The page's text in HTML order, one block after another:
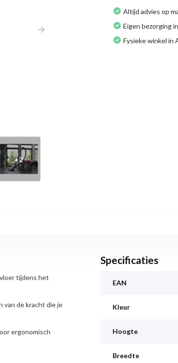
+2
Altijd advies op
Eigen bezorging
Fysieke winkel in
tijdens het
van de kracht die je
ergonomisch
Specificaties
EAN
Kleur
Hoogte
Breedte